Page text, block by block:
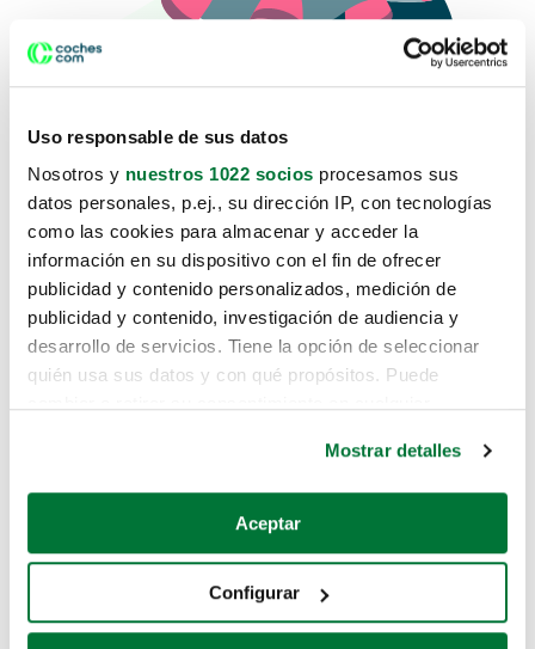
Uso responsable de sus datos
Nosotros y nuestros 1022 socios procesamos sus
datos personales, p.ej., su dirección IP, con tecnologías
como las cookies para almacenar y acceder la
información en su dispositivo con el fin de ofrecer
publicidad y contenido personalizados, medición de
publicidad y contenido, investigación de audiencia y
desarrollo de servicios. Tiene la opción de seleccionar
quién usa sus datos y con qué propósitos. Puede
Si lo permite, también quisiéramos:
Recopilar información sobre su ubicación geográfica
Identificar su dispositivo analizándolo activamente
para buscar características específicas (huellas
Mostrar detalles
Aceptar
Configurar
Lo sentimos, no sabemos como
te hemos traido hasta aquí.
Pero puedes encontrar el coche que estás
buscando en alguno de estos enlaces:
Coches de segunda mano
Coches de km0